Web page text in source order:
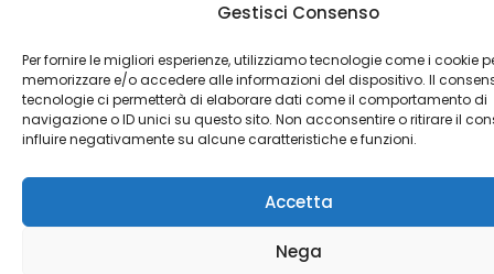
Gestisci Consenso
Per fornire le migliori esperienze, utilizziamo tecnologie come i cookie
memorizzare e/o accedere alle informazioni del dispositivo. Il
tecnologie ci permetterà di elaborare dati come il comportamento di
navigazione o ID unici su questo sito. Non acconsentire o ritirare il
influire negativamente su alcune caratteristiche e funzioni.
Accetta
Nega